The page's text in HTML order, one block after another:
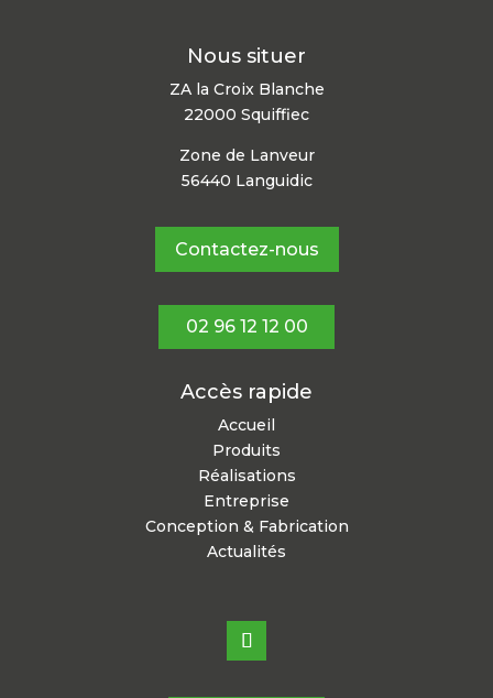
Nous situer
ZA la Croix Blanche
22000 Squiffiec
Zone de Lanveur
56440 Languidic
Contactez-nous
02 96 12 12 00
Accès rapide
Accueil
Produits
Réalisations
Entreprise
Conception & Fabrication
Actualités